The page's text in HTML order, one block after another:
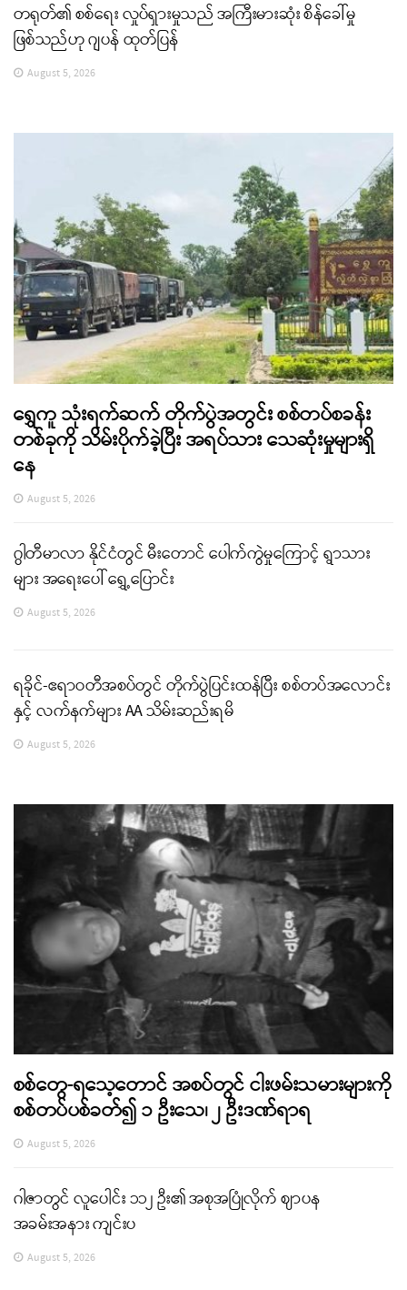
တရုတ်၏ စစ်ရေး လှုပ်ရှားမှုသည် အကြီးမားဆုံး စိန်ခေါ်မှု
ဖြစ်သည်ဟု ဂျပန် ထုတ်ပြန်
August 5, 2026
ရွှေကူ သုံးရက်ဆက် တိုက်ပွဲအတွင်း စစ်တပ်စခန်း
တစ်ခုကို သိမ်းပိုက်ခဲ့ပြီး အရပ်သား သေဆုံးမှုများရှိ
နေ
August 5, 2026
ဂွါတီမာလာ နိုင်ငံတွင် မီးတောင် ပေါက်ကွဲမှုကြောင့် ရွာသား
များ အရေးပေါ် ရွှေ့ပြောင်း
August 5, 2026
ရခိုင်-ဧရာဝတီအစပ်တွင် တိုက်ပွဲပြင်းထန်ပြီး စစ်တပ်အလောင်း
နှင့် လက်နက်များ AA သိမ်းဆည်းရမိ
August 5, 2026
စစ်တွေ-ရသေ့တောင် အစပ်တွင် ငါးဖမ်းသမားများကို
စစ်တပ်ပစ်ခတ်၍ ၁ ဦးသေ၊ ၂ ဦးဒဏ်ရာရ
August 5, 2026
ဂါဇာတွင် လူပေါင်း ၁၁၂ ဦး၏ အစုအပြုံလိုက် ဈာပန
အခမ်းအနား ကျင်းပ
August 5, 2026